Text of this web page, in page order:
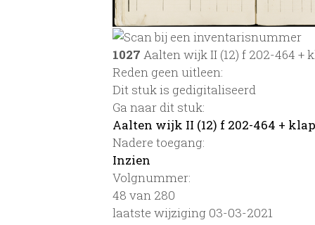
1027 Aalten wijk II (12) f 202-464 +
Reden geen uitleen:
Dit stuk is gedigitaliseerd
Ga naar dit stuk:
Aalten wijk II (12) f 202-464 +
Nadere toegang:
Inzien
Volgnummer:
48 van 280
laatste wijziging 03-03-2021